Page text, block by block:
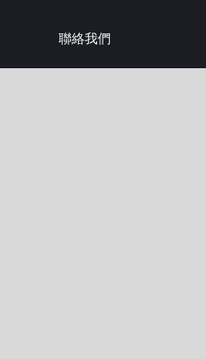
聯絡我們